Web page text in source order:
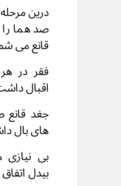
درین
صد هما
قانع می
فقر در
اقبال
جغد
های بال
بی
بیدل اتفاق